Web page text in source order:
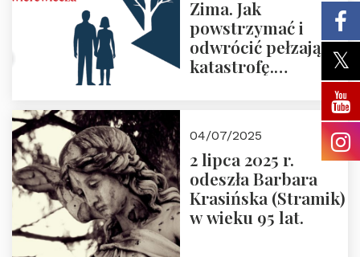
Zima. Jak
powstrzymać i
odwrócić pełzającą
katastrofę.
pierwsze spotkanie
Nowego
Ćwierćwiecza”
04/07/2025
2 lipca 2025 r.
odeszła Barbara
Krasińska (Stramik)
w wieku 95 lat.